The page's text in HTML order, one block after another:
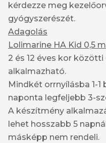
kérdezze meg
gyógyszerészét.
Adagolás
Lolimarine HA Kid 0,5
2 és 12 éves kor
alkalmazható.
Mindkét orrnyílásba 1-
naponta legfeljebb 3-
A készítmény
lehet hosszabb 5
másképp nem rendeli.